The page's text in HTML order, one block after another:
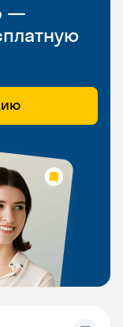
—